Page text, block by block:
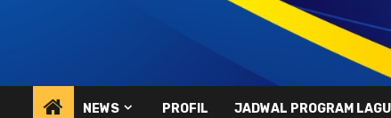
NEWS PROFIL JADWAL PROGRAM